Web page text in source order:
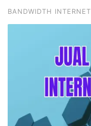
BANDWIDTH INTERNET